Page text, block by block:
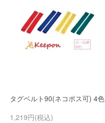
タグベルト90(ネコポス可) 4色
1,219円(税込)